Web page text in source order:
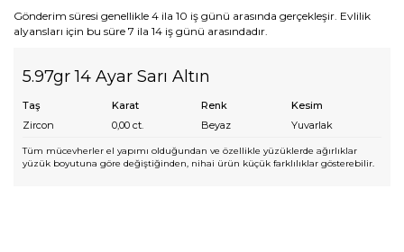
Gönderim süresi genellikle 4 ila 10 iş günü arasında gerçekleşir. Evlilik
alyansları için bu süre 7 ila 14 iş günü arasındadır.
5.97gr 14 Ayar Sarı Altın
Taş Karat Renk
Kesim
Zircon
0,00 ct. Beyaz Yuvarlak
Tüm mücevherler el yapımı olduğundan ve özellikle yüzüklerde ağırlıklar
yüzük boyutuna göre değiştiğinden, nihai ürün küçük farklılıklar gösterebilir.